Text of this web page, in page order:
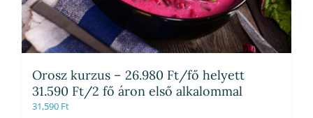
Orosz kurzus – 26.980 Ft/fő helyett
31.590 Ft/2 fő áron első alkalommal
31,590 Ft